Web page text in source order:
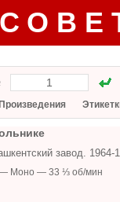
Произведения
завод.
Моно — 33 ⅓ об/мин